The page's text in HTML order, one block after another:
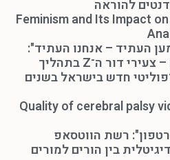
להוראה
Feminism and Its Impact
העתיד – אנחנו העתיד":
אקטיביסטים בעל כורחם – צעירי דור ה־Z בתהליך
חדש בישראל בשנים
Quality of cerebral palsy
רשת הווטסאפ
בין הורים למורים